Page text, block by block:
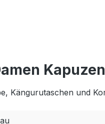
Kängurutaschen und